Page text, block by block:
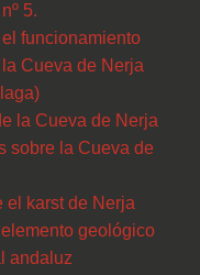
5.
funcionamiento
Cueva de Nerja
la Cueva de Nerja
sobre la Cueva de
el karst de Nerja
geológico
andaluz